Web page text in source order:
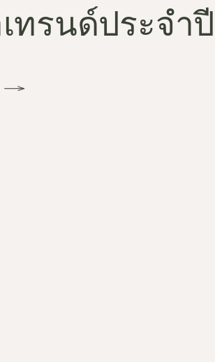
ทรนด์ประจำ